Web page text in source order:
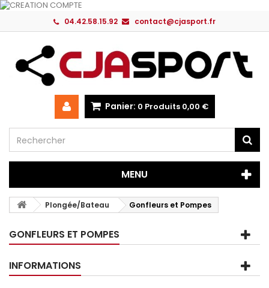
04.42.58.15.92 contact@cjasport.fr
Panier: 0 Produits 0,00 €
MENU
Plongée/Bateau Gonfleurs et Pompes
GONFLEURS ET POMPES
INFORMATIONS